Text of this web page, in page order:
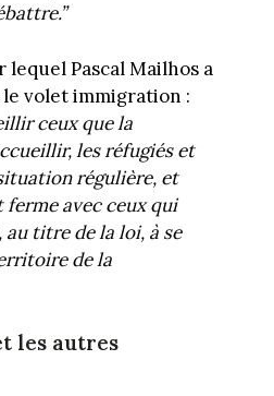
Pascal Mailhos a
le volet immigration :
ceux que la
les réfugiés et
régulière, et
avec ceux qui
au titre de la loi, à se
de la
les autres